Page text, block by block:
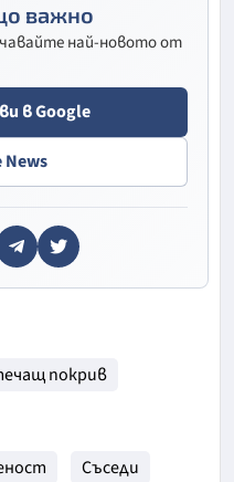
важно
най-новото от
в Google
News
покрив
Съседи